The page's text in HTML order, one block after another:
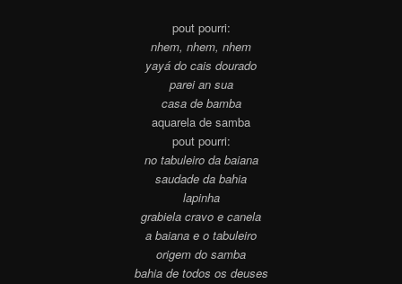
pout pourri:
nhem, nhem, nhem
yayá do cais dourado
parei an sua
casa de bamba
aquarela de samba
pout pourri:
no tabuleiro da baiana
saudade da bahia
lapinha
grabiela cravo e canela
a baiana e o tabuleiro
origem do samba
bahia de todos os deuses